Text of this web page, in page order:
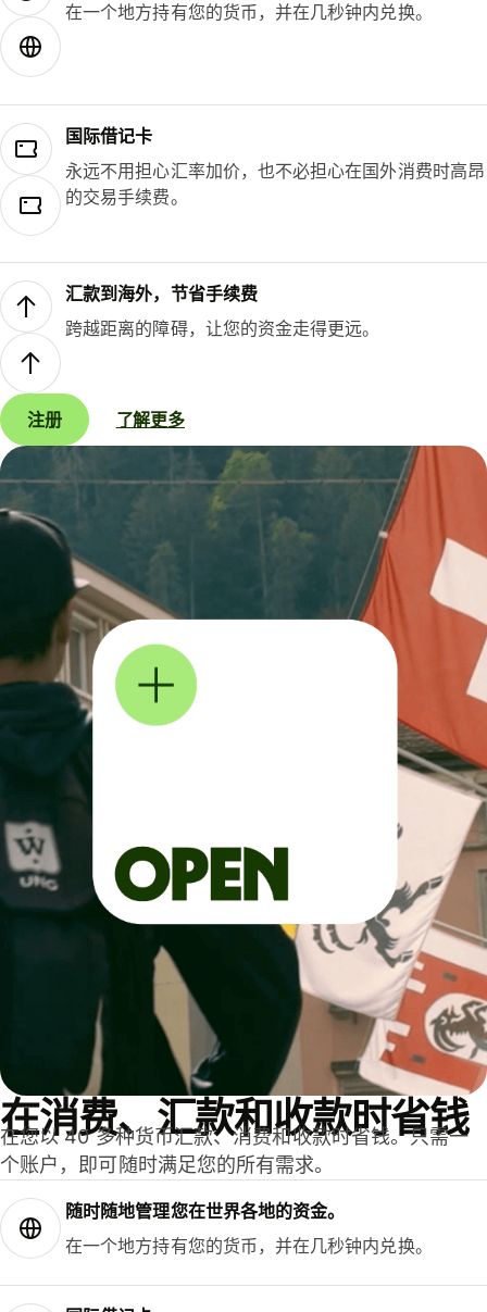
在一个地方持有您的货币，并在几秒钟内兑换。
国际借记卡
永远不用担心汇率加价，也不必担心在国外消费时高昂
的交易手续费。
汇款到海外，节省手续费
跨越距离的障碍，让您的资金走得更远。
注册 了解更多
在消费、汇款和收款时省钱
在您以 40 多种货币汇款、消费和收款时省钱。只需一
个账户，即可随时满足您的所有需求。
随时随地管理您在世界各地的资金。
在一个地方持有您的货币，并在几秒钟内兑换。